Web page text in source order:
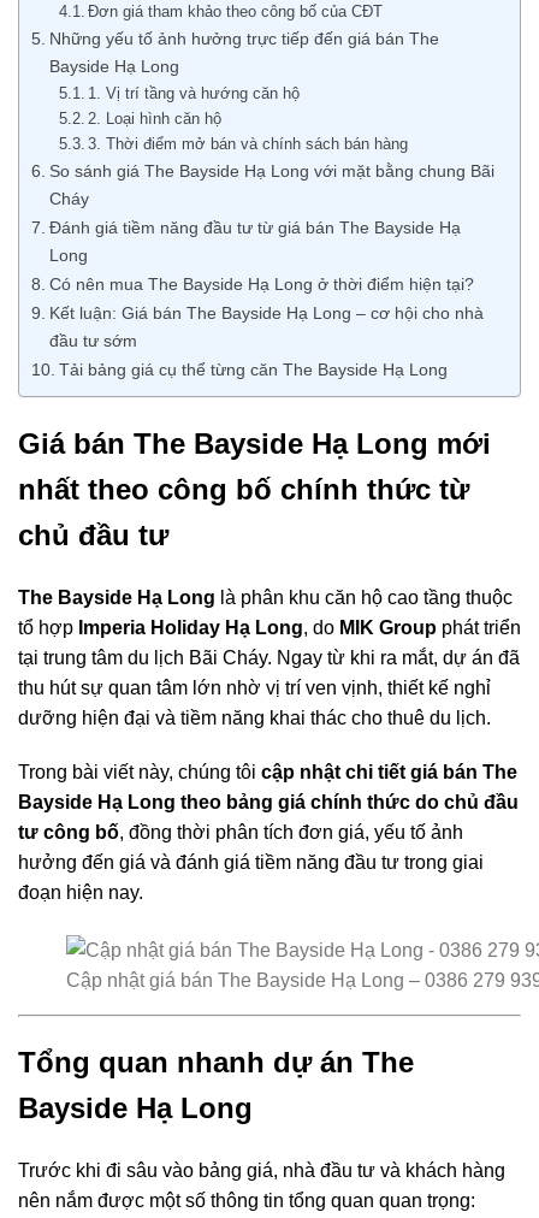
Đơn giá tham khảo theo công bố của CĐT
Những yếu tố ảnh hưởng trực tiếp đến giá bán The
Bayside Hạ Long
1. Vị trí tầng và hướng căn hộ
2. Loại hình căn hộ
3. Thời điểm mở bán và chính sách bán hàng
So sánh giá The Bayside Hạ Long với mặt bằng chung Bãi
Cháy
Đánh giá tiềm năng đầu tư từ giá bán The Bayside Hạ
Long
Có nên mua The Bayside Hạ Long ở thời điểm hiện tại?
Kết luận: Giá bán The Bayside Hạ Long – cơ hội cho nhà
đầu tư sớm
Tải bảng giá cụ thể từng căn The Bayside Hạ Long
Giá bán The Bayside Hạ Long mới
nhất theo công bố chính thức từ
chủ đầu tư
The Bayside Hạ Long là phân khu căn hộ cao tầng thuộc
tổ hợp Imperia Holiday Hạ Long, do MIK Group phát triển
tại trung tâm du lịch Bãi Cháy. Ngay từ khi ra mắt, dự án đã
thu hút sự quan tâm lớn nhờ vị trí ven vịnh, thiết kế nghỉ
dưỡng hiện đại và tiềm năng khai thác cho thuê du lịch.
Trong bài viết này, chúng tôi cập nhật chi tiết giá bán The
Bayside Hạ Long theo bảng giá chính thức do chủ đầu
tư công bố, đồng thời phân tích đơn giá, yếu tố ảnh
hưởng đến giá và đánh giá tiềm năng đầu tư trong giai
đoạn hiện nay.
Cập nhật giá bán The Bayside Hạ Long – 0386 279
Tổng quan nhanh dự án The
Bayside Hạ Long
Trước khi đi sâu vào bảng giá, nhà đầu tư và khách hàng
nên nắm được một số thông tin tổng quan quan trọng: